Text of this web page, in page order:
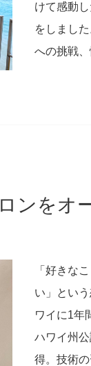
けて感動
をしまし
への挑戦
ンをオ
「好きな
い」とい
ワイに1年
ハワイ州
得。技術